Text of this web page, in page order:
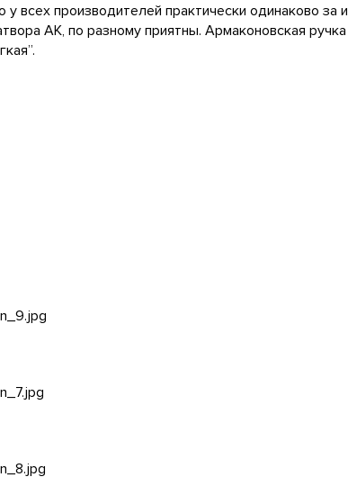
всех производителей практически одинаково за
АК, по разному приятны. Армаконовская